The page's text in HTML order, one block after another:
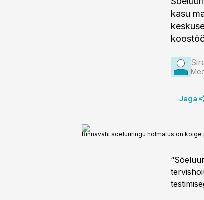
kasu
Jaga
Rinnavähi sõeluuringu hõlmatus on kõige